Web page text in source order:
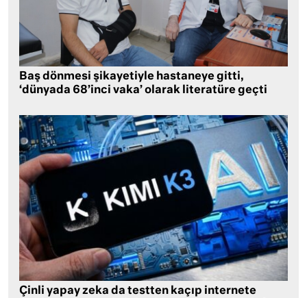
Baş dönmesi şikayetiyle hastaneye gitti,
‘dünyada 68’inci vaka’ olarak literatüre geçti
Çinli yapay zeka da testten kaçıp internete